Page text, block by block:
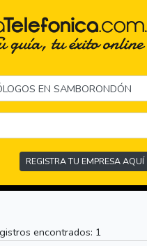
REGISTRA TU EMPRESA AQUÍ
encontrados: 1